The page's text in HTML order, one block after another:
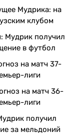
Мудрика: на
клубом
Мудрик получил
в футбол
на матч 37-
лиги
на матч 36-
лиги
получил
за мельдоний